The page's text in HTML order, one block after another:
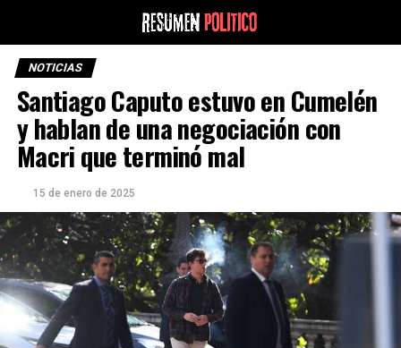
NOTICIAS
Santiago Caputo estuvo en Cumelén
y hablan de una negociación con
Macri que terminó mal
15 de enero de 2025